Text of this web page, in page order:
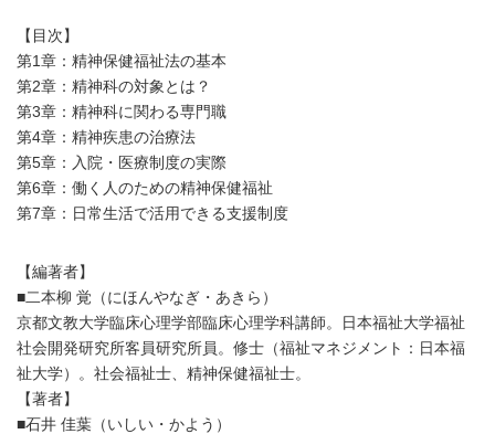
【目次】
第1章：精神保健福祉法の基本
第2章：精神科の対象とは？
第3章：精神科に関わる専門職
第4章：精神疾患の治療法
第5章：入院・医療制度の実際
第6章：働く人のための精神保健福祉
第7章：日常生活で活用できる支援制度
【編著者】
■二本柳 覚（にほんやなぎ・あきら）
京都文教大学臨床心理学部臨床心理学科講師。日本福祉大学福祉
社会開発研究所客員研究所員。修士（福祉マネジメント：日本福
祉大学）。社会福祉士、精神保健福祉士。
【著者】
■石井 佳葉（いしい・かよう）